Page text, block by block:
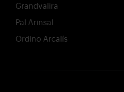
Grandvalira
Pal Arinsal
Ordino Arcalís